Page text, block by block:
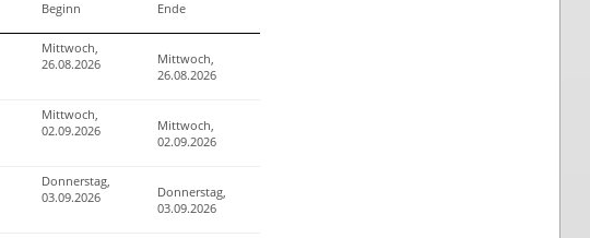
Beginn Ende
Mittwoch,
26.08.2026
Mittwoch,
26.08.2026
Mittwoch,
02.09.2026
Mittwoch,
02.09.2026
Donnerstag,
03.09.2026
Donnerstag,
03.09.2026